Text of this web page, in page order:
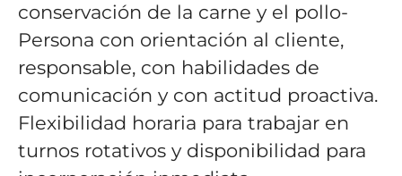
conservación de la carne y el pollo-
Persona con orientación al cliente,
responsable, con habilidades de
comunicación y con actitud proactiva.
Flexibilidad horaria para trabajar en
turnos rotativos y disponibilidad para